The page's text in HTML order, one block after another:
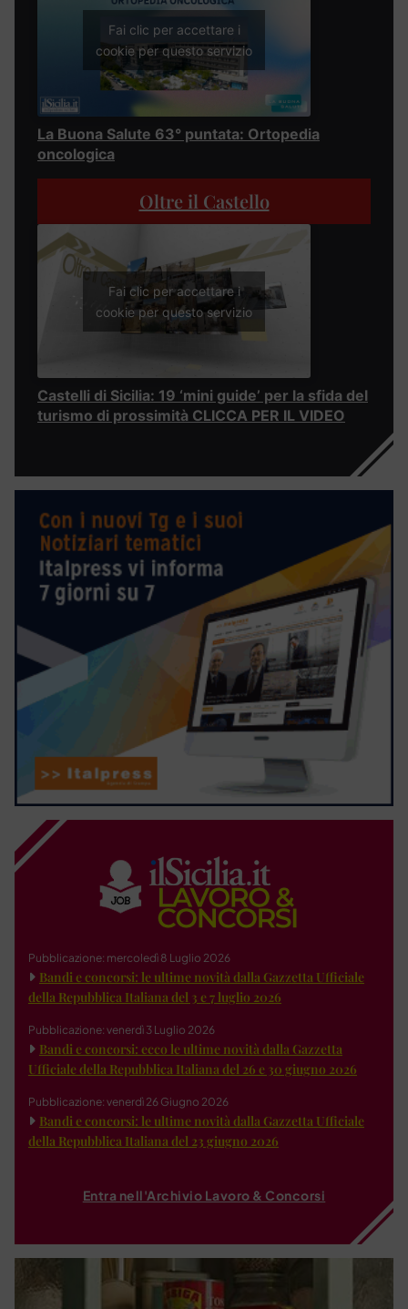
Fai clic per accettare i
cookie per questo servizio
La Buona Salute 63° puntata: Ortopedia
oncologica
Oltre il Castello
Fai clic per accettare i
cookie per questo servizio
Castelli di Sicilia: 19 ‘mini guide’ per la sfida del
turismo di prossimità CLICCA PER IL VIDEO
Pubblicazione: mercoledì 8 Luglio 2026
Bandi e concorsi: le ultime novità dalla Gazzetta Ufficiale
della Repubblica Italiana del 3 e 7 luglio 2026
Pubblicazione: venerdì 3 Luglio 2026
Bandi e concorsi: ecco le ultime novità dalla Gazzetta
Ufficiale della Repubblica Italiana del 26 e 30 giugno 2026
Pubblicazione: venerdì 26 Giugno 2026
Bandi e concorsi: le ultime novità dalla Gazzetta Ufficiale
della Repubblica Italiana del 23 giugno 2026
Entra nell'Archivio Lavoro & Concorsi